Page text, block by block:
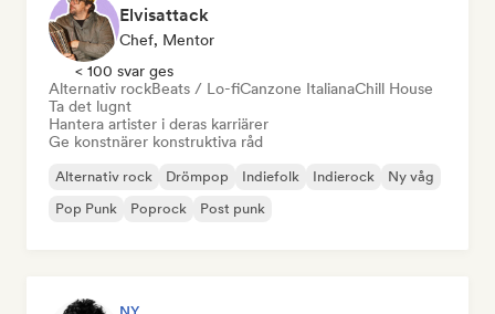
Elvisattack
Chef, Mentor
< 100 svar ges
Alternativ rockBeats / Lo-fiCanzone ItalianaChill House
Ta det lugnt
Hantera artister i deras karriärer
Ge konstnärer konstruktiva råd
Alternativ rock Drömpop Indiefolk Indierock
Ny våg
Pop Punk
Poprock Post punk
NY